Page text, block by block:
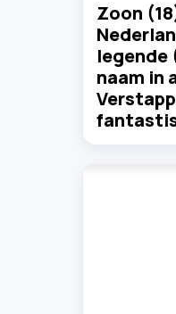
Zoon
legende
naam in